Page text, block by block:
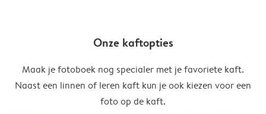
Onze kaftopties
Maak je fotoboek nog specialer met je favoriete kaft.
Naast een linnen of leren kaft kun je ook kiezen voor een
foto op de kaft.